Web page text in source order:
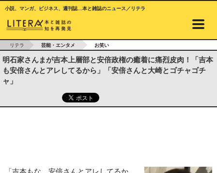
小説、マンガ、ビジネス、週刊誌…本と雑誌のニュース／リテラ
リテラ 芸能・エンタメ お笑い
明石家さんまが吉本上層部と安倍政権の癒着に痛烈皮肉！「吉本
も安倍さんとアレしてるから」「安倍さんと大崎とゴチャゴチ
ャ」